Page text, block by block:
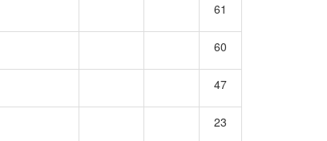
61
60
47
23